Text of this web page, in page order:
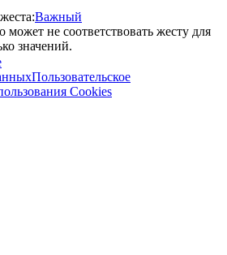
Важный
не соответствовать жесту для
значений.
Пользовательское
Cookies